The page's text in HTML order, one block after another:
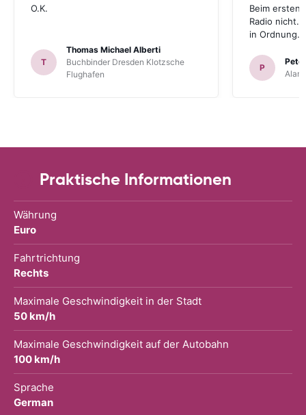
O.K.
T
Thomas Michael Alberti
Buchbinder Dresden Klotzsche
Flughafen
Beim ersten
Radio nicht.
in Ordnung.
P
Praktische Informationen
Währung
Euro
Fahrtrichtung
Rechts
Maximale Geschwindigkeit in der Stadt
50 km/h
Maximale Geschwindigkeit auf der Autobahn
100 km/h
Sprache
German